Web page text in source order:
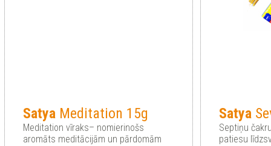
SatyaMeditation 15g
Meditation vīraks– nomierinošs
aromāts meditācijām un pārdomām
Satya
Septiņu
patiesu